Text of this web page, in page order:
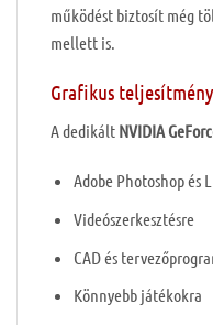
működést biztosít még
mellett is.
Grafikus teljesítmény
A dedikált NVIDIA
Adobe Photoshop és
Videószerkesztésre
CAD és
Könnyebb játékokra